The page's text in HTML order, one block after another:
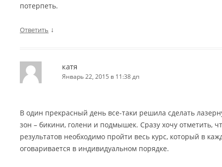
потерпеть.
Ответить ↓
катя
Январь 22, 2015 в 11:38 дп
В один прекрасный день все-таки решила сделать
зон – бикини, голени и подмышек. Сразу хочу отметить,
результатов необходимо пройти весь курс, который в
оговаривается в индивидуальном порядке.